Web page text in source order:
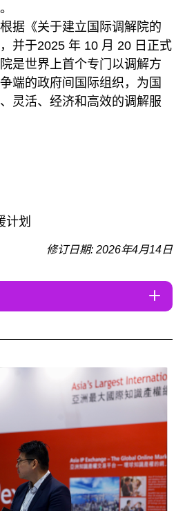
据《关于建立国际调解院的
并于2025 年 10 月 20 日正式
是世界上首个专门以调解方
端的政府间国际组织，为国
灵活、经济和高效的调解服
计划
修订日期: 2026年4月14日